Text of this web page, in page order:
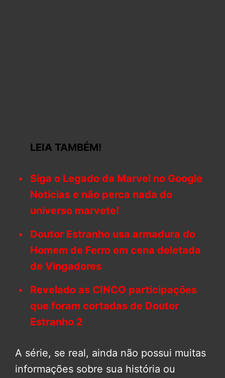
LEIA TAMBÉM!
Siga o Legado da Marvel no Google
Notícias e não perca nada do
universo marvete!
Doutor Estranho usa armadura do
Homem de Ferro em cena deletada
de Vingadores
Revelado as CINCO participações
que foram cortadas de Doutor
Estranho 2
A série, se real, ainda não possui muitas
informações sobre sua história ou